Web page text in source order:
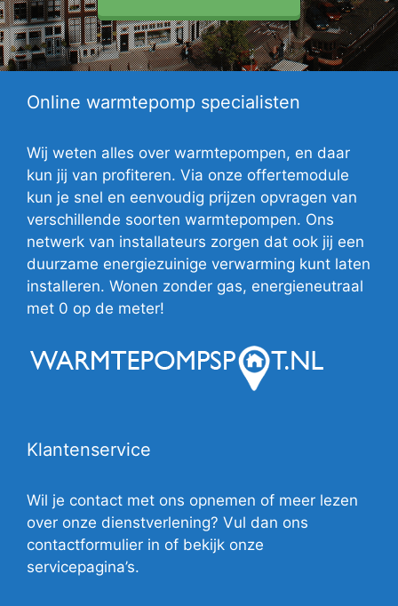
Online warmtepomp specialisten
Wij weten alles over warmtepompen, en daar
kun jij van profiteren. Via onze offertemodule
kun je snel en eenvoudig prijzen opvragen van
verschillende soorten warmtepompen. Ons
netwerk van installateurs zorgen dat ook jij een
duurzame energiezuinige verwarming kunt laten
installeren. Wonen zonder gas, energieneutraal
met 0 op de meter!
Klantenservice
Wil je contact met ons opnemen of meer lezen
over onze dienstverlening? Vul dan ons
contactformulier in of bekijk onze
servicepagina’s.